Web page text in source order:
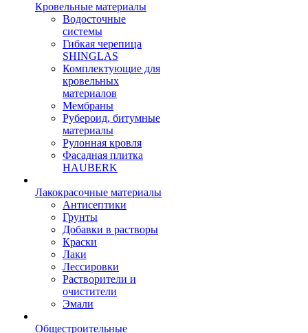
Кровельные материалы
Водосточные
системы
Гибкая черепица
SHINGLAS
Комплектующие для
кровельных
материалов
Мембраны
Рубероид, битумные
материалы
Рулонная кровля
Фасадная плитка
HAUBERK
Лакокрасочные материалы
Антисептики
Грунты
Добавки в растворы
Краски
Лаки
Лессировки
Растворители и
очистители
Эмали
Общестроительные